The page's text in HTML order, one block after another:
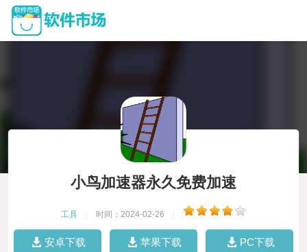
小鸟加速器永久免费加速
工具 时间：2024-02-26
安卓下载 苹果下载 PC下载